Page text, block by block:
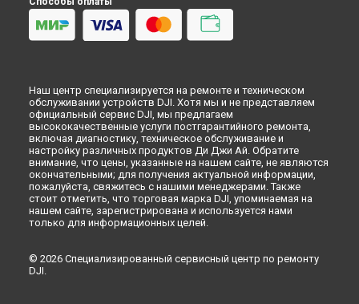
Ульяновске
Ремонт квадрокоптера Phantom 3 Advanced DJI в
Наш центр специализируется на ремонте и техническом
обслуживании устройств DJI. Хотя мы и не представляем
официальный сервис DJI, мы предлагаем
высококачественные услуги постгарантийного ремонта,
включая диагностику, техническое обслуживание и
настройку различных продуктов Ди Джи Ай. Обратите
внимание, что цены, указанные на нашем сайте, не являются
окончательными; для получения актуальной информации,
пожалуйста, свяжитесь с нашими менеджерами. Также
стоит отметить, что торговая марка DJI, упоминаемая на
нашем сайте, зарегистрирована и используется нами
только для информационных целей.
© 2026 Специализированный сервисный центр по ремонту
DJI.